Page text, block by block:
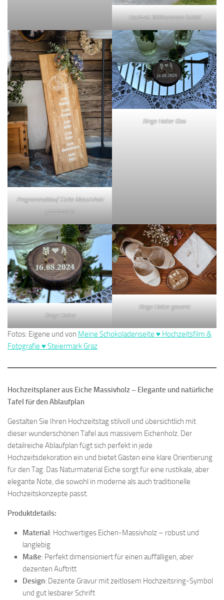
Hochzeit Willkommen Schild
Programmablauf Eiche Massivholz
geschmückt
Ringe Halter Glas
Ringe Halter
Ringe Halter gesamt
Fotos: Eigene und von Meine Schokoladenseite ♥ Hochzeitsfilm &
Fotografie ♥ Steiermark Graz
Hochzeitsplaner aus Eiche Massivholz – Elegante und natürliche
Tafel für den Ablaufplan
Gestalten Sie Ihren Hochzeitstag stilvoll und übersichtlich mit
dieser wunderschönen Tafel aus massivem Eichenholz. Der
detailreiche Ablaufplan fügt sich perfekt in jede
Hochzeitsdekoration ein und bietet Gästen eine klare Orientierung
für den Tag. Das Naturmaterial Eiche sorgt für eine rustikale, aber
elegante Note, die sowohl in moderne als auch traditionelle
Hochzeitskonzepte passt.
Produktdetails:
Material: Hochwertiges Eichen-Massivholz – robust und
langlebig
Maße: Perfekt dimensioniert für einen auffälligen, aber
dezenten Auftritt
Design: Dezente Gravur mit zeitlosem Hochzeitsring-Symbol
und gut lesbarer Schrift